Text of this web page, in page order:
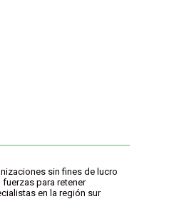
sin fines de lucro
fuerzas para retener
en la región sur